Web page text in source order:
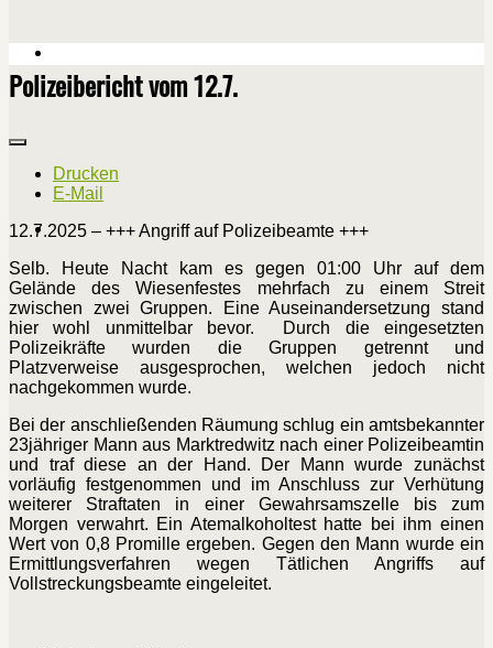
Polizeibericht vom 12.7.
Drucken
E-Mail
12.7.2025 – +++ Angriff auf Polizeibeamte +++
Selb. Heute Nacht kam es gegen 01:00 Uhr auf dem
Gelände des Wiesenfestes mehrfach zu einem Streit
zwischen zwei Gruppen. Eine Auseinandersetzung stand
hier wohl unmittelbar bevor. Durch die eingesetzten
Polizeikräfte wurden die Gruppen getrennt und
Platzverweise ausgesprochen, welchen jedoch nicht
nachgekommen wurde.
Bei der anschließenden Räumung schlug ein amtsbekannter
23jähriger Mann aus Marktredwitz nach einer Polizeibeamtin
und traf diese an der Hand. Der Mann wurde zunächst
vorläufig festgenommen und im Anschluss zur Verhütung
weiterer Straftaten in einer Gewahrsamszelle bis zum
Morgen verwahrt. Ein Atemalkoholtest hatte bei ihm einen
Wert von 0,8 Promille ergeben. Gegen den Mann wurde ein
Ermittlungsverfahren wegen Tätlichen Angriffs auf
Vollstreckungsbeamte eingeleitet.